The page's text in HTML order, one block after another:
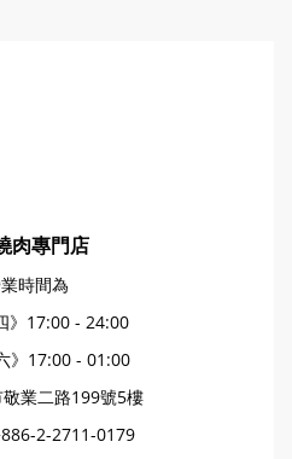
肉專門店
時間為
》17:00 - 24:00
》17:00 - 01:00
業二路199號5樓
2-2711-0179